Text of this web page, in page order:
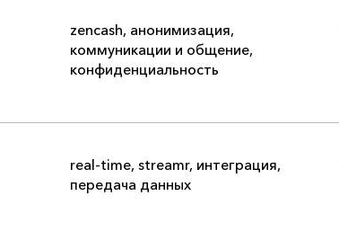
zencash, анонимизация,
коммуникации и общение,
конфиденциальность
real-time, streamr, интеграция,
передача данных